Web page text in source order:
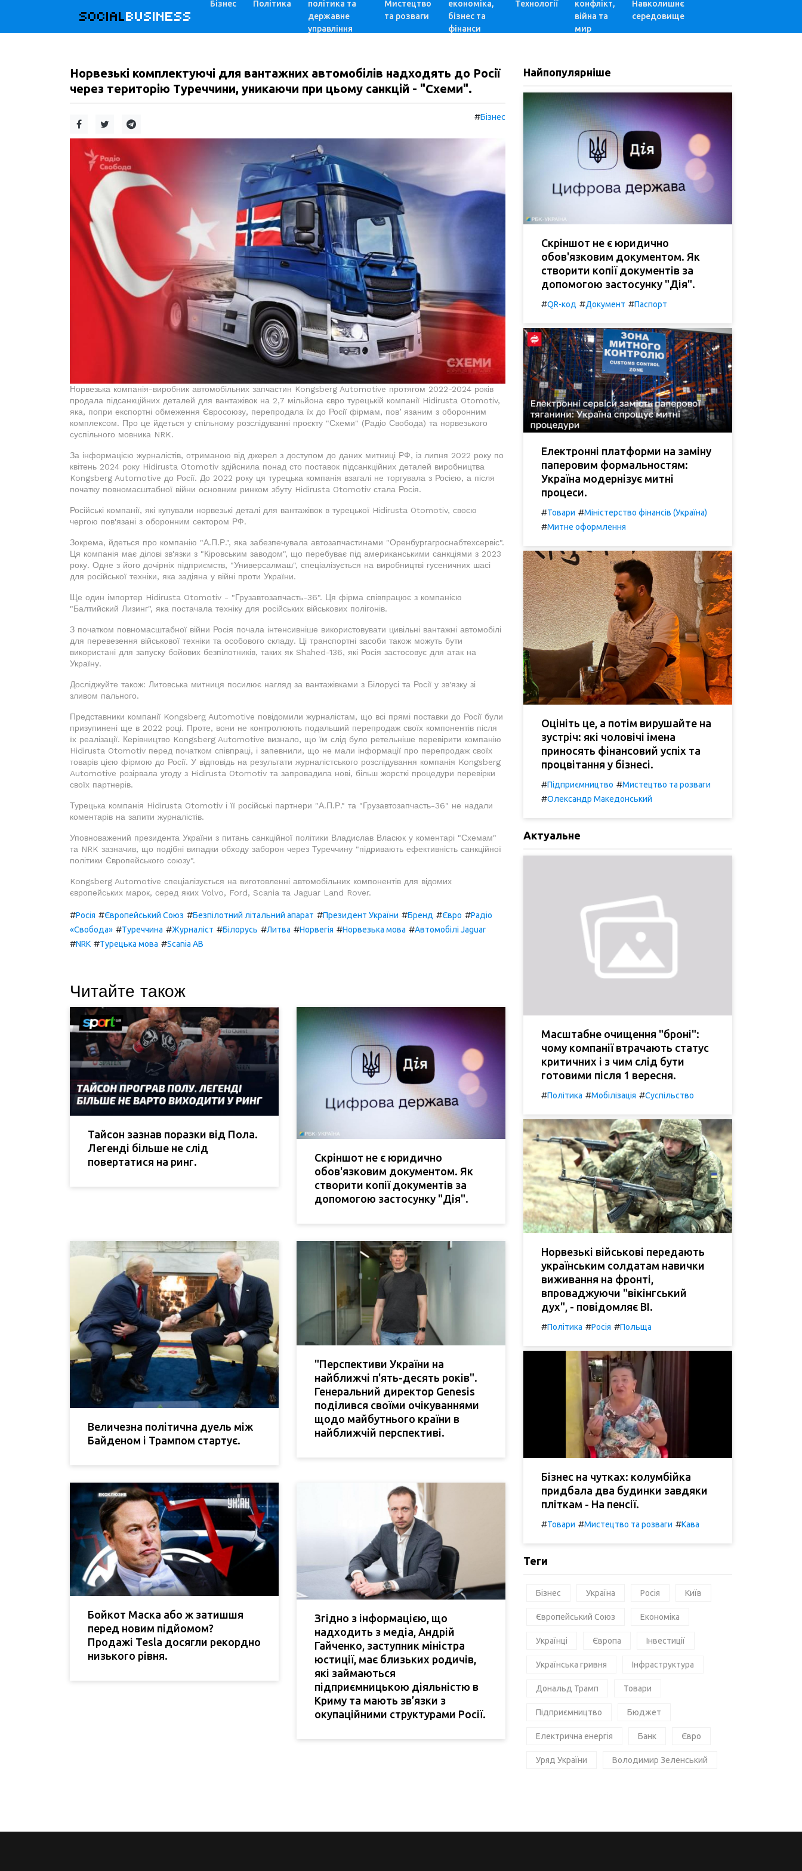
SOCIALBUSINESS
Бізнес Політика
політика та
державне
управління
Мистецтво
та розваги
економіка,
бізнес та
фінанси
Технології
конфлікт,
війна та
мир
Навколишнє
середовище
Норвезькі комплектуючі для вантажних автомобілів надходять до Росії
через територію Туреччини, уникаючи при цьому санкцій - "Схеми".
#Бізнес
Норвезька компанія-виробник автомобільних запчастин Kongsberg Automotive протягом 2022-2024 років
продала підсанкційних деталей для вантажівок на 2,7 мільйона євро турецькій компанії Hidirusta Otomotiv,
яка, попри експортні обмеження Євросоюзу, перепродала їх до Росії фірмам, повʼязаним з оборонним
комплексом. Про це йдеться у спільному розслідуванні проєкту "Схеми" (Радіо Свобода) та норвезького
суспільного мовника NRK.
За інформацією журналістів, отриманою від джерел з доступом до даних митниці РФ, із липня 2022 року по
квітень 2024 року Hidirusta Otomotiv здійснила понад сто поставок підсанкційних деталей виробництва
Kongsberg Automotive до Росії. До 2022 року ця турецька компанія взагалі не торгувала з Росією, а після
початку повномасштабної війни основним ринком збуту Hidirusta Otomotiv стала Росія.
Російські компанії, які купували норвезькі деталі для вантажівок в турецької Hidirusta Otomotiv, своєю
чергою пов'язані з оборонним сектором РФ.
Зокрема, йдеться про компанію "А.П.Р.", яка забезпечувала автозапчастинами "Оренбургагроснабтехсервіс".
Ця компанія має ділові зв'язки з "Кіровським заводом", що перебуває під американськими санкціями з 2023
року. Одне з його дочірніх підприємств, "Универсалмаш", спеціалізується на виробництві гусеничних шасі
для російської техніки, яка задіяна у війні проти України.
Ще один імпортер Hidirusta Otomotiv - "Грузавтозапчасть-36". Ця фірма співпрацює з компанією
"Балтийский Лизинг", яка постачала техніку для російських військових полігонів.
З початком повномасштабної війни Росія почала інтенсивніше використовувати цивільні вантажні автомобілі
для перевезення військової техніки та особового складу. Ці транспортні засоби також можуть бути
використані для запуску бойових безпілотників, таких як Shahed-136, які Росія застосовує для атак на
Україну.
Досліджуйте також: Литовська митниця посилює нагляд за вантажівками з Білорусі та Росії у зв'язку зі
зливом пального.
Представники компанії Kongsberg Automotive повідомили журналістам, що всі прямі поставки до Росії були
призупинені ще в 2022 році. Проте, вони не контролюють подальший перепродаж своїх компонентів після
їх реалізації. Керівництво Kongsberg Automotive визнало, що їм слід було ретельніше перевірити компанію
Hidirusta Otomotiv перед початком співпраці, і запевнили, що не мали інформації про перепродаж своїх
товарів цією фірмою до Росії. У відповідь на результати журналістського розслідування компанія Kongsberg
Automotive розірвала угоду з Hidirusta Otomotiv та запровадила нові, більш жорсткі процедури перевірки
своїх партнерів.
Турецька компанія Hidirusta Otomotiv і її російські партнери "А.П.Р." та "Грузавтозапчасть-36" не надали
коментарів на запити журналістів.
Уповноважений президента України з питань санкційної політики Владислав Власюк у коментарі "Схемам"
та NRK зазначив, що подібні випадки обходу заборон через Туреччину "підривають ефективність санкційної
політики Європейського союзу".
Kongsberg Automotive спеціалізується на виготовленні автомобільних компонентів для відомих
європейських марок, серед яких Volvo, Ford, Scania та Jaguar Land Rover.
#Росія #Європейський Союз #Безпілотний літальний апарат #Президент України #Бренд #Євро #Радіо
«Свобода» #Туреччина #Журналіст #Білорусь #Литва #Норвегія #Норвезька мова #Автомобілі Jaguar
#NRK #Турецька мова #Scania AB
Читайте також
Тайсон зазнав поразки від Пола.
Легенді більше не слід
повертатися на ринг.
Скріншот не є юридично
обов'язковим документом. Як
створити копії документів за
допомогою застосунку "Дія".
Величезна політична дуель між
Байденом і Трампом стартує.
"Перспективи України на
найближчі п'ять-десять років".
Генеральний директор Genesis
поділився своїми очікуваннями
щодо майбутнього країни в
найближчій перспективі.
Бойкот Маска або ж затишшя
перед новим підйомом?
Продажі Tesla досягли рекордно
низького рівня.
Згідно з інформацією, що
надходить з медіа, Андрій
Гайченко, заступник міністра
юстиції, має близьких родичів,
які займаються
підприємницькою діяльністю в
Криму та мають зв’язки з
окупаційними структурами Росії.
Найпопулярніше
Скріншот не є юридично
обов'язковим документом. Як
створити копії документів за
допомогою застосунку "Дія".
#QR-код #Документ #Паспорт
Електронні платформи на заміну
паперовим формальностям:
Україна модернізує митні
процеси.
#Товари #Міністерство фінансів (Україна)
#Митне оформлення
Оцініть це, а потім вирушайте на
зустріч: які чоловічі імена
приносять фінансовий успіх та
процвітання у бізнесі.
#Підприємництво #Мистецтво та розваги
#Олександр Македонський
Актуальне
Масштабне очищення "броні":
чому компанії втрачають статус
критичних і з чим слід бути
готовими після 1 вересня.
#Політика #Мобілізація #Суспільство
Норвезькі військові передають
українським солдатам навички
виживання на фронті,
впроваджуючи "вікінгський
дух", - повідомляє BI.
#Політика #Росія #Польща
Бізнес на чутках: колумбійка
придбала два будинки завдяки
пліткам - На пенсії.
#Товари #Мистецтво та розваги #Кава
Теги
Бізнес Україна Росія Київ
Європейський Союз Економіка
Українці Європа Інвестиції
Українська гривня Інфраструктура
Дональд Трамп Товари
Підприємництво Бюджет
Електрична енергія Банк Євро
Уряд України Володимир Зеленський